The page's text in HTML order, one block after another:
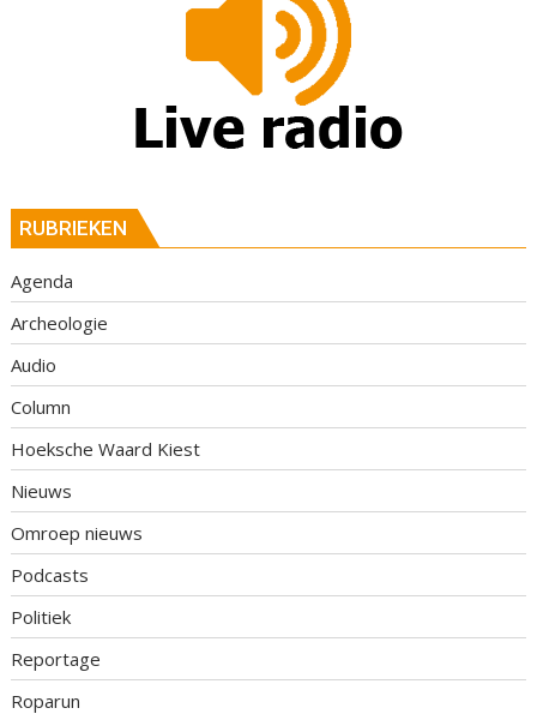
RUBRIEKEN
Agenda
Archeologie
Audio
Column
Hoeksche Waard Kiest
Nieuws
Omroep nieuws
Podcasts
Politiek
Reportage
Roparun